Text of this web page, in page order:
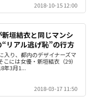
2018-10-15 12:00
垣結衣と同じマンシ
リアル逃げ恥”の行方
入り、都内のデザイナーズマ
には女優・新垣結衣（29）
年3月1...
2018-03-17 11:50